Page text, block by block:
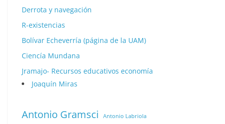
Derrota y navegación
R-existencias
Bolívar Echeverría (página de la UAM)
Ciencía Mundana
Jramajo- Recursos educativos economía
Joaquín Miras
Antonio Gramsci Antonio Labriola